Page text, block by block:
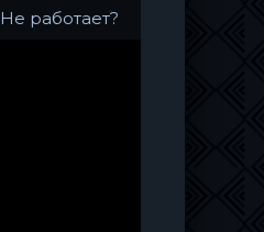
Не работает?